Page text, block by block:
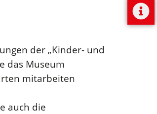
der „Kinder- und
das Museum
mitarbeiten
auch die